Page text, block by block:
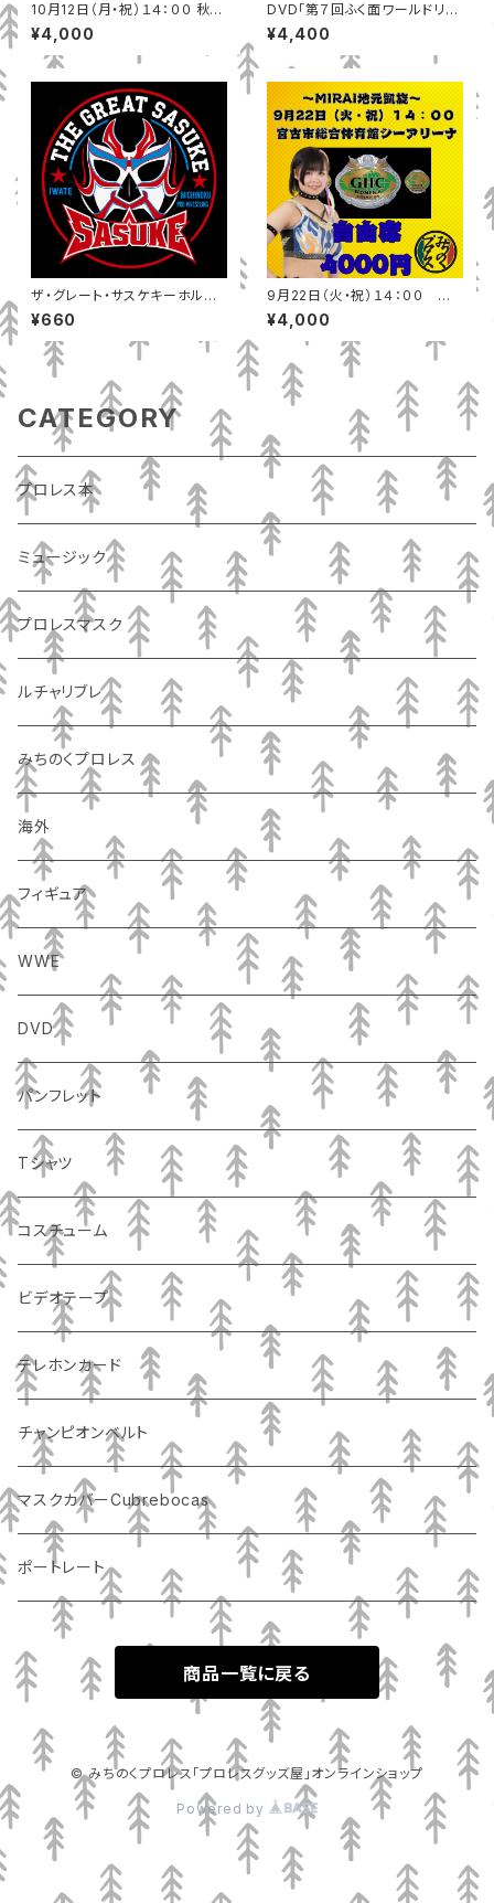
10月12日（月・祝）１４：００ 秋田
テルサ（秋田市）2階自由席
¥4,000
DVD「第７回ふく面ワールドリー
グ戦」
¥4,400
ザ・グレート・サスケキーホルダ
ー
¥660
9月22日（火・祝）１４：００ 宮
古市総合体育館シーアリーナ
自由席
¥4,000
CATEGORY
プロレス本
ミュージック
プロレスマスク
ルチャリブレ
みちのくプロレス
海外
フィギュア
WWE
DVD
パンフレット
Tシャツ
コスチューム
ビデオテープ
テレホンカード
チャンピオンベルト
マスクカバーCubrebocas
ポートレート
商品一覧に戻る
© みちのくプロレス「プロレスグッズ屋」オンラインショップ
Powered by